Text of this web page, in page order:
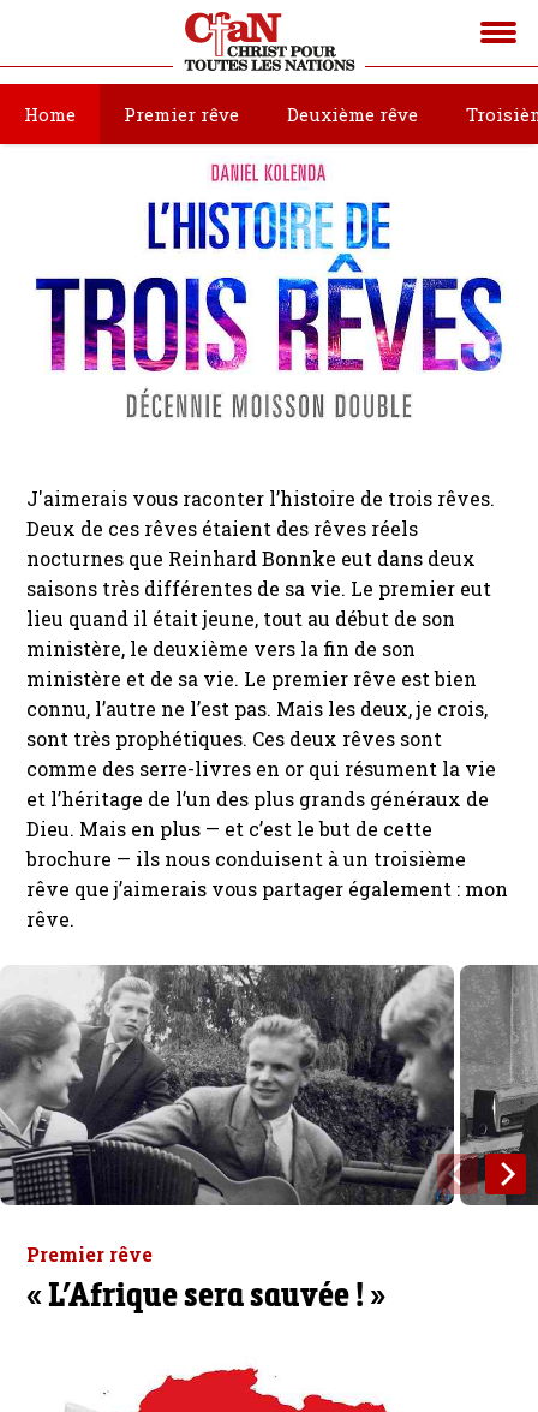
Home Premier rêve Deuxième rêve
J'aimerais vous raconter l’histoire de trois rêves.
Deux de ces rêves étaient des rêves réels
nocturnes que Reinhard Bonnke eut dans deux
saisons très différentes de sa vie. Le premier eut
lieu quand il était jeune, tout au début de son
ministère, le deuxième vers la fin de son
ministère et de sa vie. Le premier rêve est bien
connu, l’autre ne l’est pas. Mais les deux, je crois,
sont très prophétiques. Ces deux rêves sont
comme des serre-livres en or qui résument la vie
et l’héritage de l’un des plus grands généraux de
Dieu. Mais en plus — et c’est le but de cette
brochure — ils nous conduisent à un troisième
rêve que j’aimerais vous partager également : mon
rêve.
Premier rêve
« L’Afrique sera sauvée ! »